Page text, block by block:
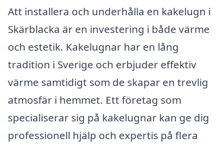
Att installera och underhålla en kakelugn i
Skärblacka är en investering i både värme
och estetik. Kakelugnar har en lång
tradition i Sverige och erbjuder effektiv
värme samtidigt som de skapar en trevlig
atmosfär i hemmet. Ett företag som
specialiserar sig på kakelugnar kan ge dig
professionell hjälp och expertis på flera